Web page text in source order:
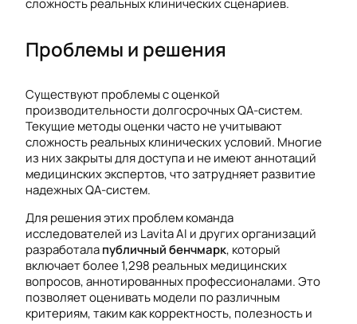
сложность реальных клинических сценариев.
Проблемы и решения
Существуют проблемы с оценкой
производительности долгосрочных QA-систем.
Текущие методы оценки часто не учитывают
сложность реальных клинических условий. Многие
из них закрыты для доступа и не имеют аннотаций
медицинских экспертов, что затрудняет развитие
надежных QA-систем.
Для решения этих проблем команда
исследователей из Lavita AI и других организаций
разработалапубличный бенчмарк, который
включает более 1,298 реальных медицинских
вопросов, аннотированных профессионалами. Это
позволяет оценивать модели по различным
критериям, таким как корректность, полезность и